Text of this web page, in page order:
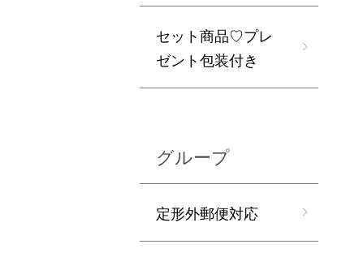
セット商品♡プレ
ゼント包装付き
グループ
定形外郵便対応